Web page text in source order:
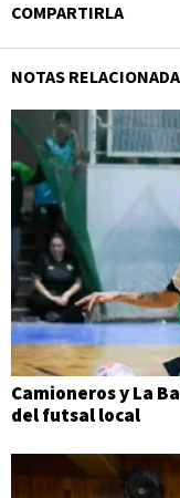
COMPARTIRLA
NOTAS
Camioneros y La
del futsal local